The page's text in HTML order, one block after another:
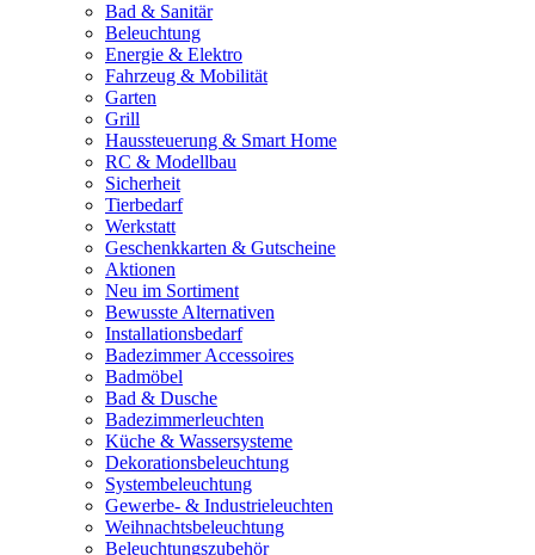
Bad & Sanitär
Beleuchtung
Energie & Elektro
Fahrzeug & Mobilität
Garten
Grill
Haussteuerung & Smart Home
RC & Modellbau
Sicherheit
Tierbedarf
Werkstatt
Geschenkkarten & Gutscheine
Aktionen
Neu im Sortiment
Bewusste Alternativen
Installationsbedarf
Badezimmer Accessoires
Badmöbel
Bad & Dusche
Badezimmerleuchten
Küche & Wassersysteme
Dekorationsbeleuchtung
Systembeleuchtung
Gewerbe- & Industrieleuchten
Weihnachtsbeleuchtung
Beleuchtungszubehör